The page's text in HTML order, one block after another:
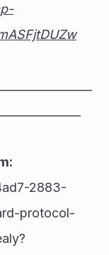
2883-
protocol-